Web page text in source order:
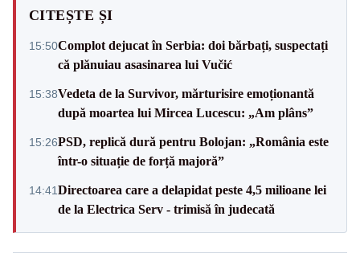
CITEȘTE ȘI
15:50Complot dejucat în Serbia: doi bărbați, suspectați
că plănuiau asasinarea lui Vučić
15:38Vedeta de la Survivor, mărturisire emoționantă
după moartea lui Mircea Lucescu: „Am plâns”
15:26PSD, replică dură pentru Bolojan: „România este
într-o situație de forță majoră”
14:41Directoarea care a delapidat peste 4,5 milioane lei
de la Electrica Serv - trimisă în judecată